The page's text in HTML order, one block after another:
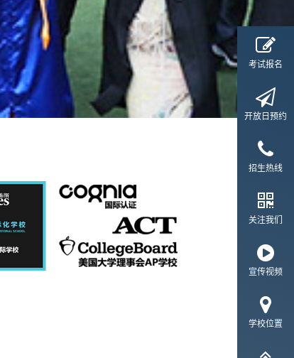
考试报名
开放日预约
招生热线
关注我们
宣传视频
学校位置